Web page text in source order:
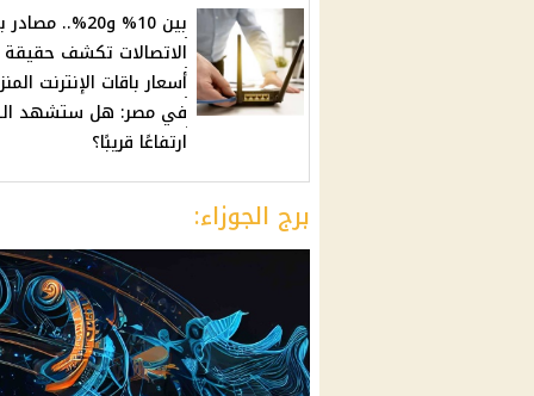
بين 10% و20%..
الاتصالات تكشف حقيقة
أسعار باقات الإنترنت
في مصر: هل ستشهد
ارتفاعًا قريبًا؟
برج الجوزاء: